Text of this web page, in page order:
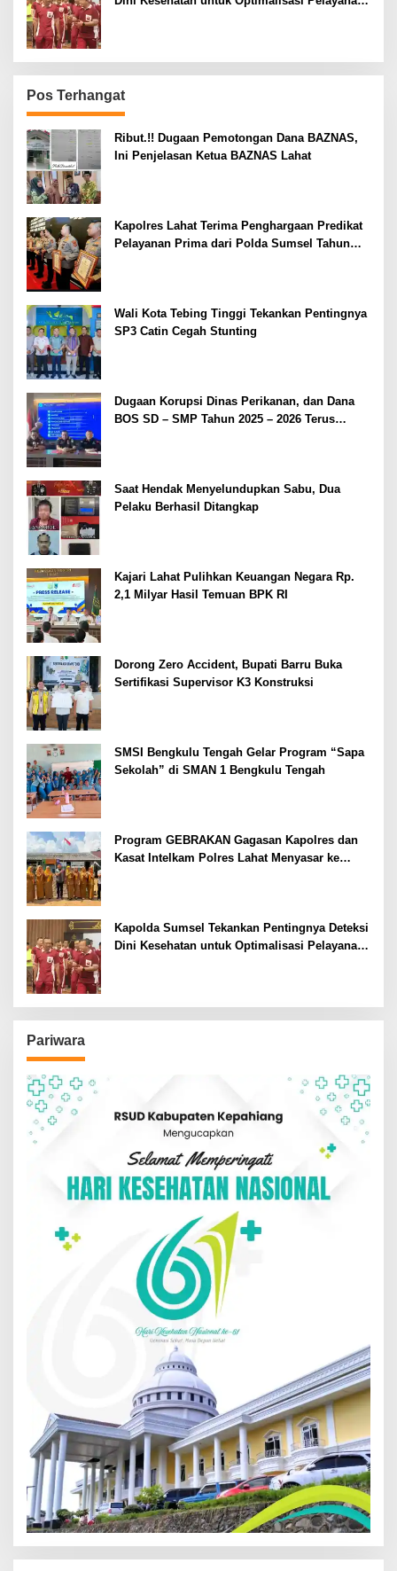
Pos Terhangat
Ribut.!! Dugaan Pemotongan Dana BAZNAS,
Ini Penjelasan Ketua BAZNAS Lahat
Kapolres Lahat Terima Penghargaan Predikat
Pelayanan Prima dari Polda Sumsel Tahun
Wali Kota Tebing Tinggi Tekankan Pentingnya
SP3 Catin Cegah Stunting
Dugaan Korupsi Dinas Perikanan, dan Dana
BOS SD – SMP Tahun 2025 – 2026 Terus
Saat Hendak Menyelundupkan Sabu, Dua
Pelaku Berhasil Ditangkap
Kajari Lahat Pulihkan Keuangan Negara Rp.
2,1 Milyar Hasil Temuan BPK RI
Dorong Zero Accident, Bupati Barru Buka
Sertifikasi Supervisor K3 Konstruksi
SMSI Bengkulu Tengah Gelar Program “Sapa
Sekolah” di SMAN 1 Bengkulu Tengah
Program GEBRAKAN Gagasan Kapolres dan
Kasat Intelkam Polres Lahat Menyasar ke
Kapolda Sumsel Tekankan Pentingnya Deteksi
Dini Kesehatan untuk Optimalisasi Pelayanan
Pariwara